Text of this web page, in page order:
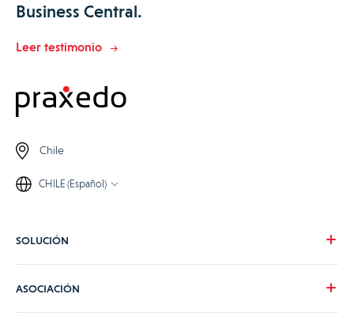
Business Central.
Leer testimonio
Chile
CHILE (Español)
SOLUCIÓN
ASOCIACIÓN